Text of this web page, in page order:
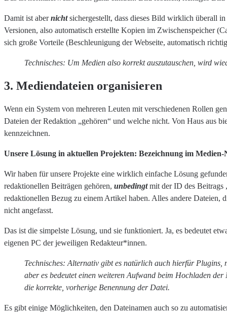
Damit ist abernicht sichergestellt, dass dieses Bild wirklich überall
Versionen, also automatisch erstellte Kopien im Zwischenspeicher
sich große Vorteile (Beschleunigung der Webseite, automatisch
Technisches: Um Medien also korrekt auszutauschen, wird
3. Mediendateien organisieren
Wenn ein System von mehreren Leuten mit verschiedenen Rollen
Dateien der Redaktion „gehören“ und welche nicht. Von Haus aus
kennzeichnen.
Unsere Lösung in aktuellen Projekten: Bezeichnung im Medien-
Wir haben für unsere Projekte eine wirklich einfache Lösung
redaktionellen Beiträgen gehören, unbedingt mit der ID des Beitrags
redaktionellen Bezug zu einem Artikel haben. Alles andere
nicht angefasst.
Das ist die simpelste Lösung, und sie funktioniert. Ja, es bedeutet
eigenen PC der jeweiligen Redakteur*innen.
Technisches: Alternativ gibt es natürlich auch hierfür
aber es bedeutet einen weiteren Aufwand beim Hochladen
die korrekte, vorherige Benennung der Datei.
Es gibt einige Möglichkeiten, den Dateinamen auch so zu